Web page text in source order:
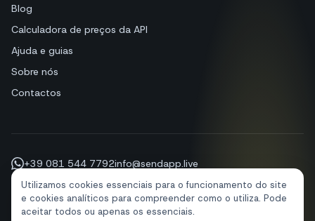
Utilizamos cookies essenciais para o funcionamento do site
e cookies analíticos para compreender como o utiliza. Pode
aceitar todos ou apenas os essenciais.
Blog
Calculadora de preços da API
Ajuda e guias
Sobre nós
Contactos
+39 081 544 7792info@sendapp.live
IT EN ES FR PT